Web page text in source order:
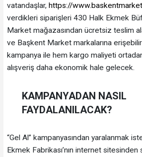
vatandaşlar, https://
verdikleri siparişleri 430 Halk Ekmek
Market mağazasından ücretsiz teslim
ve Başkent Market markalarına
kampanya ile hem kargo maliyeti
alışveriş daha ekonomik hale gelecek.
KAMPANYADAN NASIL
FAYDALANILACAK?
“Gel Al” kampanyasından yaralanmak
Ekmek Fabrikası’nın internet